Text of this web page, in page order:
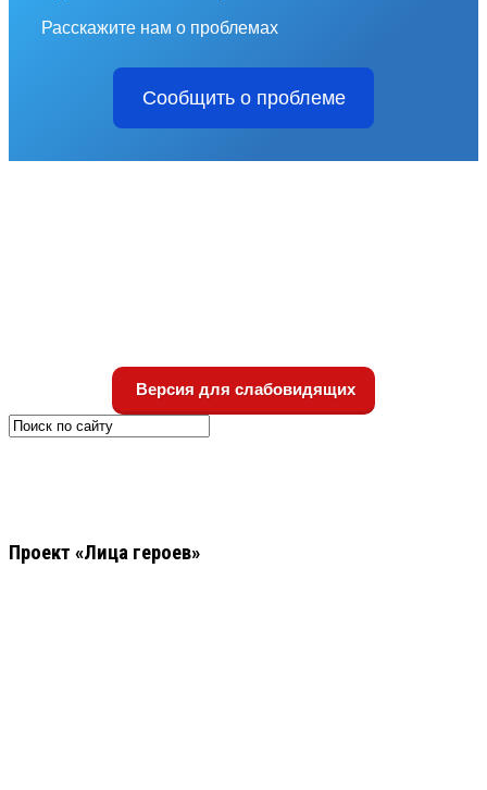
Расскажите нам о проблемах
Сообщить о проблеме
Версия для слабовидящих
Проект «Лица героев»